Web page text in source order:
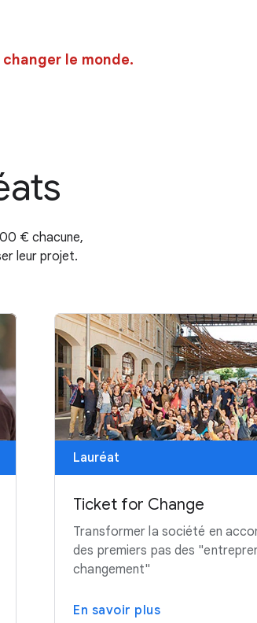
le monde.
€ chacune,
leur projet.
Lauréat
Ticket for Change
Transformer la société en
des premiers pas des
changement"
En savoir plus